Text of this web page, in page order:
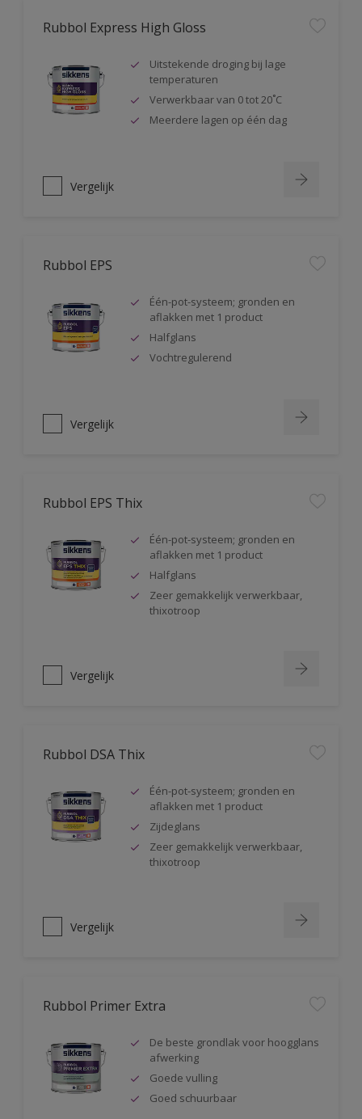
Rubbol Express High Gloss
Uitstekende droging bij lage
temperaturen
Verwerkbaar van 0 tot 20˚C
Meerdere lagen op één dag
Vergelijk
Rubbol EPS
Één-pot-systeem; gronden en
aflakken met 1 product
Halfglans
Vochtregulerend
Vergelijk
Rubbol EPS Thix
Één-pot-systeem; gronden en
aflakken met 1 product
Halfglans
Zeer gemakkelijk verwerkbaar,
thixotroop
Vergelijk
Rubbol DSA Thix
Één-pot-systeem; gronden en
aflakken met 1 product
Zijdeglans
Zeer gemakkelijk verwerkbaar,
thixotroop
Vergelijk
Rubbol Primer Extra
De beste grondlak voor hoogglans
afwerking
Goede vulling
Goed schuurbaar